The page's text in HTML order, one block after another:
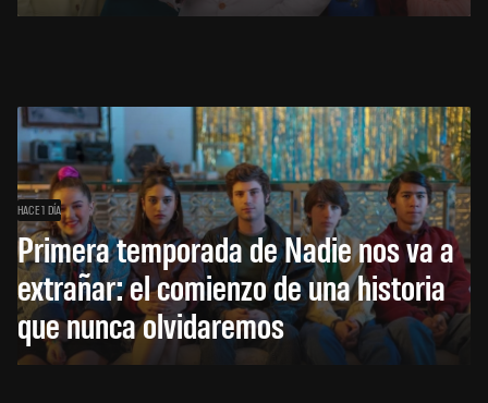
HACE 1 DÍA
Primera temporada de Nadie nos va a
extrañar: el comienzo de una historia
que nunca olvidaremos